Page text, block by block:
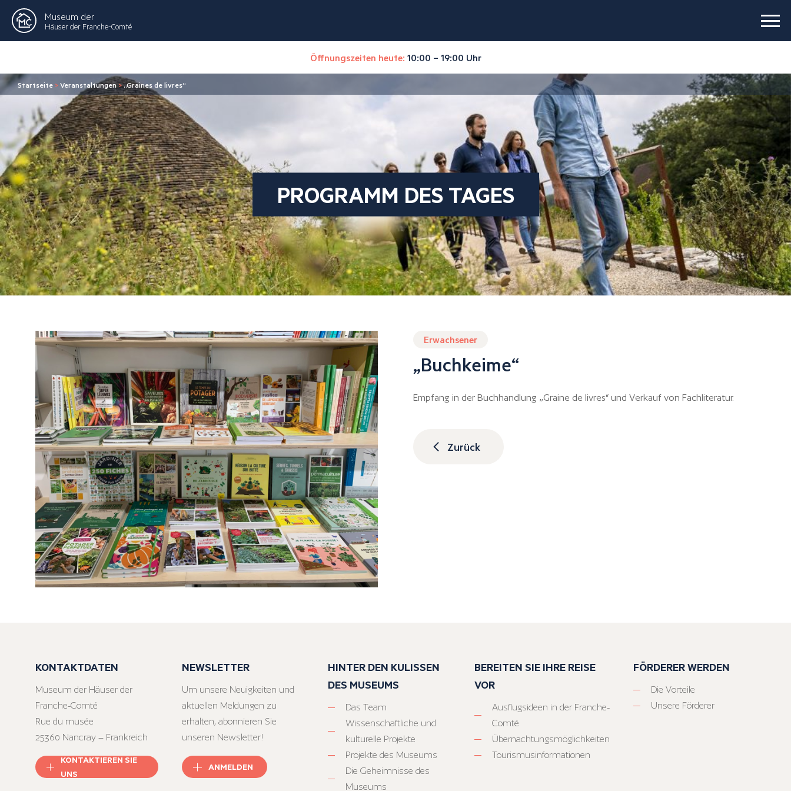
Museum der
Häuser der Franche-Comté
Öffnungszeiten heute: 10:00 – 19:00 Uhr
Startseite >Veranstaltungen>„Graines de livres“
PROGRAMM DES TAGES
Erwachsener
„Buchkeime“
Empfang in der Buchhandlung „Graine de livres“ und Verkauf von Fachliteratur.
Zurück
KONTAKTDATEN
Museum der Häuser der
Franche-Comté
Rue du musée
25360 Nancray – Frankreich
KONTAKTIEREN SIE
UNS
NEWSLETTER
Um unsere Neuigkeiten und
aktuellen Meldungen zu
erhalten, abonnieren Sie
unseren Newsletter!
ANMELDEN
HINTER DEN KULISSEN
DES MUSEUMS
Das Team
Wissenschaftliche und
kulturelle Projekte
Projekte des Museums
Die Geheimnisse des
Museums
BEREITEN SIE IHRE REISE
VOR
Ausflugsideen in der Franche-
Comté
Übernachtungsmöglichkeiten
Tourismusinformationen
FÖRDERER WERDEN
Die Vorteile
Unsere Förderer